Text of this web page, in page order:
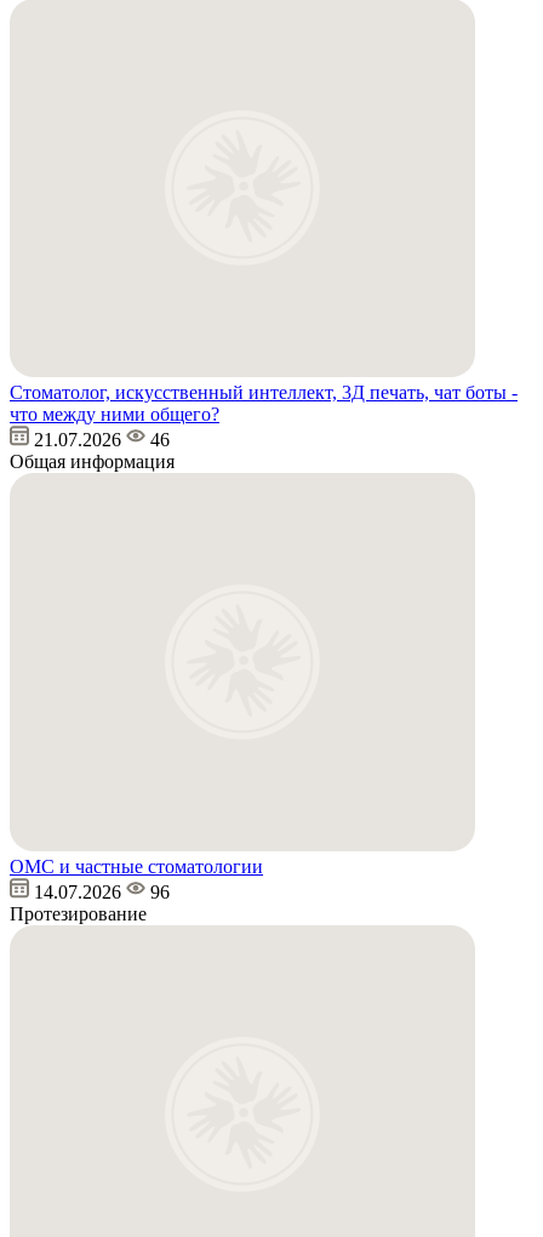
Стоматолог, искусственный интеллект, 3Д печать, чат боты -
что между ними общего?
21.07.2026
46
Общая информация
ОМС и частные стоматологии
14.07.2026
96
Протезирование